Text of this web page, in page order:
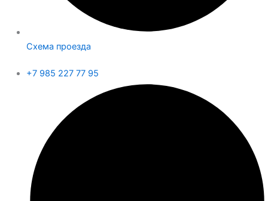
Схема проезда
+7 985 227 77 95